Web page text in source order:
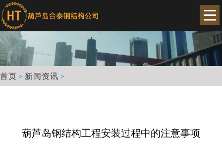
首页 > 新闻资讯 >
葫芦岛钢结构工程安装过程中的注意事项